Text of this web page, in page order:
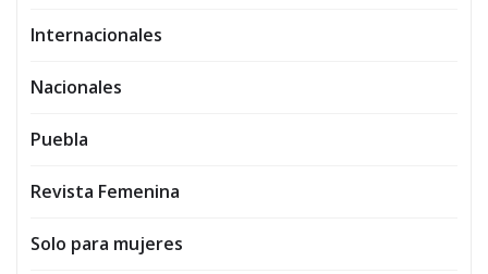
Internacionales
Nacionales
Puebla
Revista Femenina
Solo para mujeres